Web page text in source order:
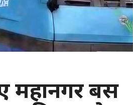
महानगर बस